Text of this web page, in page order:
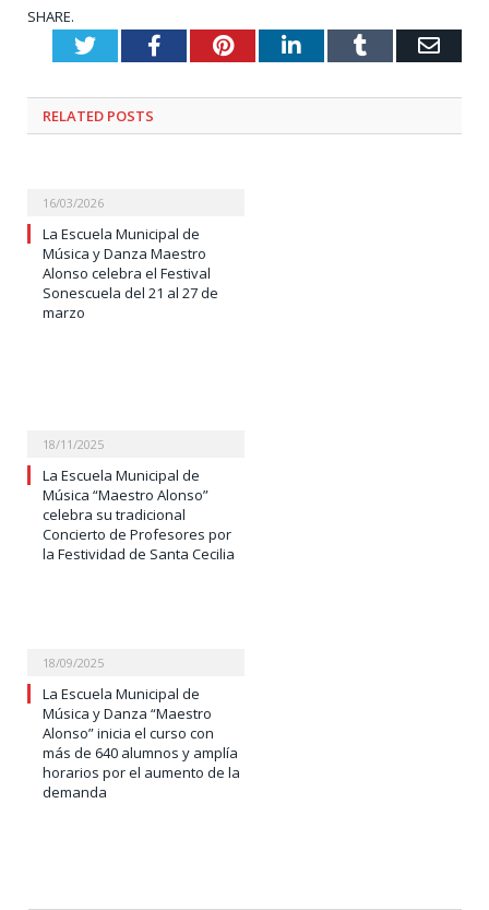
SHARE.
TwitterFacebookPinterestLinkedInTumblr
RELATED POSTS
16/03/2026
La Escuela Municipal de
Música y Danza Maestro
Alonso celebra el Festival
Sonescuela del 21 al 27 de
marzo
18/11/2025
La Escuela Municipal de
Música “Maestro Alonso”
celebra su tradicional
Concierto de Profesores por
la Festividad de Santa Cecilia
18/09/2025
La Escuela Municipal de
Música y Danza “Maestro
Alonso” inicia el curso con
más de 640 alumnos y amplía
horarios por el aumento de la
demanda